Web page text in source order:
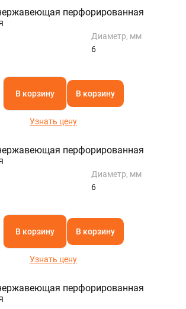
перфорированная
Диаметр, мм
6
В корзину В корзину
Узнать цену
перфорированная
Диаметр, мм
6
В корзину В корзину
Узнать цену
перфорированная